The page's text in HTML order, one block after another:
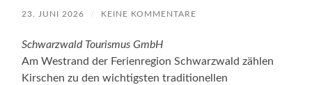
23. JUNI 2026 / KEINE KOMMENTARE
Schwarzwald Tourismus GmbH
Am Westrand der Ferienregion Schwarzwald zählen
Kirschen zu den wichtigsten traditionellen